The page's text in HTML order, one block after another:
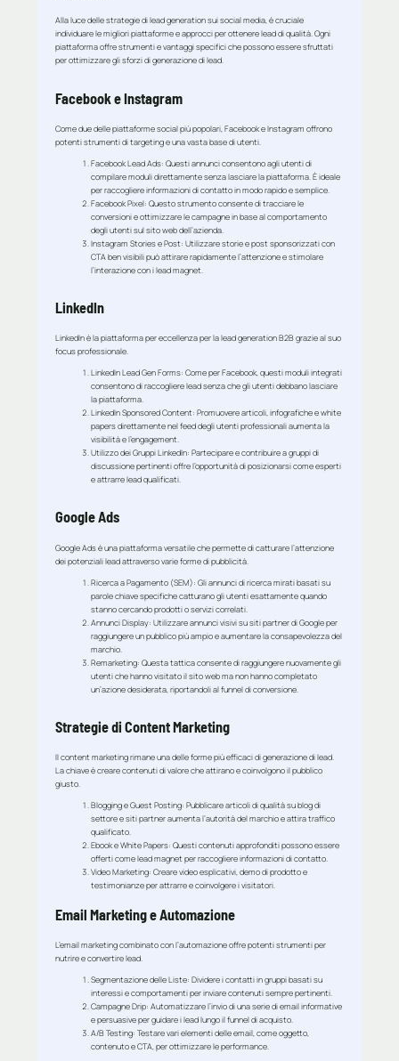
Alla luce delle strategie di lead generation sui social media, è cruciale
individuare le migliori piattaforme e approcci per ottenere lead di qualità. Ogni
piattaforma offre strumenti e vantaggi specifici che possono essere sfruttati
per ottimizzare gli sforzi di generazione di lead.
Facebook e Instagram
Come due delle piattaforme social più popolari, Facebook e Instagram offrono
potenti strumenti di targeting e una vasta base di utenti.
Facebook Lead Ads: Questi annunci consentono agli utenti di
compilare moduli direttamente senza lasciare la piattaforma. È ideale
per raccogliere informazioni di contatto in modo rapido e semplice.
Facebook Pixel: Questo strumento consente di tracciare le
conversioni e ottimizzare le campagne in base al comportamento
degli utenti sul sito web dell’azienda.
Instagram Stories e Post: Utilizzare storie e post sponsorizzati con
CTA ben visibili può attirare rapidamente l’attenzione e stimolare
l’interazione con i lead magnet.
LinkedIn
LinkedIn è la piattaforma per eccellenza per la lead generation B2B grazie al suo
focus professionale.
LinkedIn Lead Gen Forms: Come per Facebook, questi moduli integrati
consentono di raccogliere lead senza che gli utenti debbano lasciare
la piattaforma.
LinkedIn Sponsored Content: Promuovere articoli, infografiche e white
papers direttamente nel feed degli utenti professionali aumenta la
visibilità e l’engagement.
Utilizzo dei Gruppi LinkedIn: Partecipare e contribuire a gruppi di
discussione pertinenti offre l’opportunità di posizionarsi come esperti
e attrarre lead qualificati.
Google Ads
Google Ads è una piattaforma versatile che permette di catturare l’attenzione
dei potenziali lead attraverso varie forme di pubblicità.
Ricerca a Pagamento (SEM): Gli annunci di ricerca mirati basati su
parole chiave specifiche catturano gli utenti esattamente quando
stanno cercando prodotti o servizi correlati.
Annunci Display: Utilizzare annunci visivi su siti partner di Google per
raggiungere un pubblico più ampio e aumentare la consapevolezza del
marchio.
Remarketing: Questa tattica consente di raggiungere nuovamente gli
utenti che hanno visitato il sito web ma non hanno completato
un’azione desiderata, riportandoli al funnel di conversione.
Strategie di Content Marketing
Il content marketing rimane una delle forme più efficaci di generazione di lead.
La chiave è creare contenuti di valore che attirano e coinvolgono il pubblico
giusto.
Blogging e Guest Posting: Pubblicare articoli di qualità su blog di
settore e siti partner aumenta l’autorità del marchio e attira traffico
qualificato.
Ebook e White Papers: Questi contenuti approfonditi possono essere
offerti come lead magnet per raccogliere informazioni di contatto.
Video Marketing: Creare video esplicativi, demo di prodotto e
testimonianze per attrarre e coinvolgere i visitatori.
Email Marketing e Automazione
L’email marketing combinato con l’automazione offre potenti strumenti per
nutrire e convertire lead.
Segmentazione delle Liste: Dividere i contatti in gruppi basati su
interessi e comportamenti per inviare contenuti sempre pertinenti.
Campagne Drip: Automatizzare l’invio di una serie di email informative
e persuasive per guidare i lead lungo il funnel di acquisto.
A/B Testing: Testare vari elementi delle email, come oggetto,
contenuto e CTA, per ottimizzare le performance.